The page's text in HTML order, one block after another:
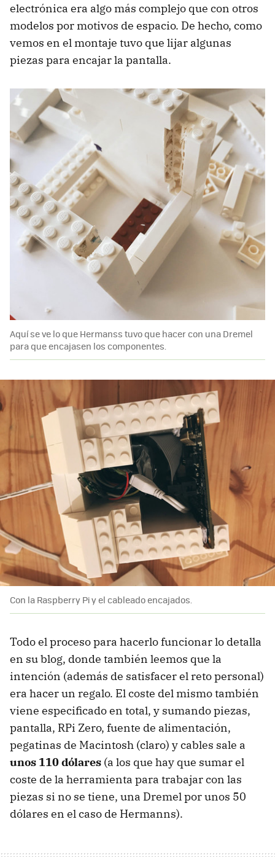
electrónica era algo más complejo que con otros
modelos por motivos de espacio. De hecho, como
vemos en el montaje tuvo que lijar algunas
piezas para encajar la pantalla.
Aquí se ve lo que Hermanss tuvo que hacer con una Dremel
para que encajasen los componentes.
Con la Raspberry Pi y el cableado encajados.
Todo el proceso para hacerlo funcionar lo detalla
en su blog, donde también leemos que la
intención (además de satisfacer el reto personal)
era hacer un regalo. El coste del mismo también
viene especificado en total, y sumando piezas,
pantalla, RPi Zero, fuente de alimentación,
pegatinas de Macintosh (claro) y cables sale a
unos 110 dólares (a los que hay que sumar el
coste de la herramienta para trabajar con las
piezas si no se tiene, una Dremel por unos 50
dólares en el caso de Hermanns).